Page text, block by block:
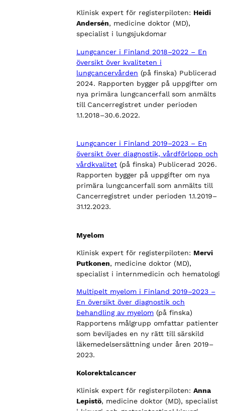
Klinisk expert för registerpiloten: Heidi
Andersén, medicine doktor (MD),
specialist i lungsjukdomar
Lungcancer i Finland 2018–2022 – En
översikt över kvaliteten i
lungcancervården (på finska) Publicerad
2024. Rapporten bygger på uppgifter om
nya primära lungcancerfall som anmälts
till Cancerregistret under perioden
1.1.2018–30.6.2022.
Lungcancer i Finland 2019–2023 – En
översikt över diagnostik, vårdförlopp och
vårdkvalitet (på finska) Publicerad 2026.
Rapporten bygger på uppgifter om nya
primära lungcancerfall som anmälts till
Cancerregistret under perioden 1.1.2019–
31.12.2023.
Myelom
Klinisk expert för registerpiloten: Mervi
Putkonen, medicine doktor (MD),
specialist i internmedicin och hematologi
Multipelt myelom i Finland 2019–2023 –
En översikt över diagnostik och
behandling av myelom (på finska)
Rapportens målgrupp omfattar patienter
som beviljades en ny rätt till särskild
läkemedelsersättning under åren 2019–
2023.
Kolorektalcancer
Klinisk expert för registerpiloten:Anna
Lepistö, medicine doktor (MD), specialist